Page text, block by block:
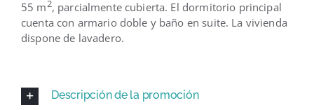
55 m2, parcialmente cubierta. El dormitorio principal
cuenta con armario doble y baño en suite. La vivienda
dispone de lavadero.
Descripción de la promoción